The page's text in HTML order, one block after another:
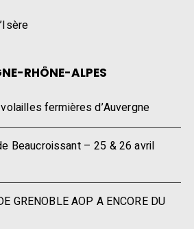
RHÔNE-ALPES
fermières d’Auvergne
Beaucroissant – 25 & 26 avril
GRENOBLE AOP A ENCORE DU